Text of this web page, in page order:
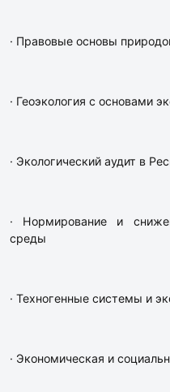
· Правовые основы
· Геоэкология с основами
· Экологический аудит в
· Нормирование и
среды
· Техногенные системы и
· Экономическая и